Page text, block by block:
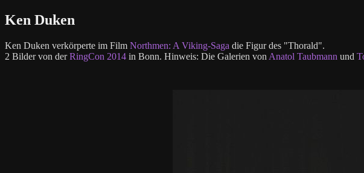
Ken Duken
Ken Duken verkörperte im Film Northmen: A Viking-Saga die Figur des "Thorald".
2 Bilder von derRingCon 2014 in Bonn. Hinweis: Die Galerien von Anatol Taubmann und